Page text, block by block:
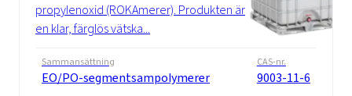
propylenoxid (ROKAmerer). Produkten är
en klar, färglös vätska...
Sammansättning
EO/PO-segmentsampolymerer
CAS-nr.
9003-11-6